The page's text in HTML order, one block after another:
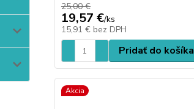
25,00 €
19,57 €/ks
15,91 € bez DPH
Pridať do košíka
Akcia